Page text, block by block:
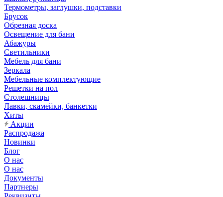
Термометры, заглушки, подставки
Брусок
Обрезная доска
Освещение для бани
Абажуры
Светильники
Мебель для бани
Зеркала
Мебельные комплектующие
Решетки на пол
Столешницы
Лавки, скамейки, банкетки
Хиты
Акции
Распродажа
Новинки
Блог
О нас
О нас
Документы
Партнеры